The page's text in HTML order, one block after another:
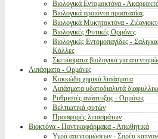
Βιολογικά Εντομοκτόνα -
Βιολογικά προιόντα προστασίας
Βιολογικά Μυκητοκτόνα -
Βιολογικές Φυτικές Ορμόνες
Βιολογικές Εντομοπαγίδες -
Κόλλες
Σκευάσματα βιολογικά για
Λιπάσματα - Ορμόνες
Κοκκώδη χημικά λιπάσματα
Λιπάσματα υδατοδιαλυτά
Ρυθμιστές ανάπτυξης - Ορμόνες
Βελτιωτικά φυτών
Προσφορές λιπασμάτων
Βιοκτόνα - Ποντικοφάρμακα - Απωθητικά
Υγρά απεντομώσεων - Σπρέυ